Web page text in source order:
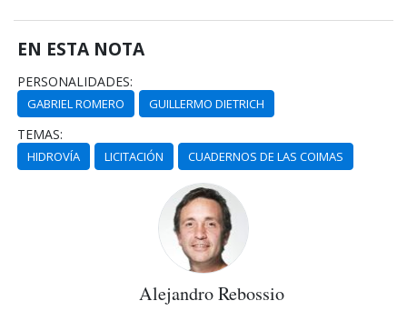
EN ESTA NOTA
PERSONALIDADES:
GABRIEL ROMERO GUILLERMO DIETRICH
TEMAS:
HIDROVÍA LICITACIÓN CUADERNOS DE LAS COIMAS
Alejandro Rebossio